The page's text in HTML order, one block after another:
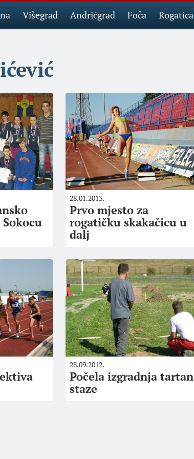
Višegrad Andrićgrad Foča Rogatica
28.01.2013.
Prvo mjesto za
rogatičku skakačicu u
dalj
28.09.2012.
Počela izgradnja tartan
staze